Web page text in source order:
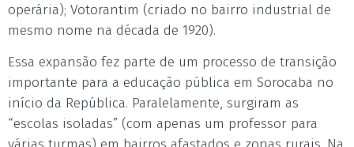
operária); Votorantim (criado no bairro industrial de
mesmo nome na década de 1920).
Essa expansão fez parte de um processo de transição
importante para a educação pública em Sorocaba no
início da República. Paralelamente, surgiram as
“escolas isoladas” (com apenas um professor para